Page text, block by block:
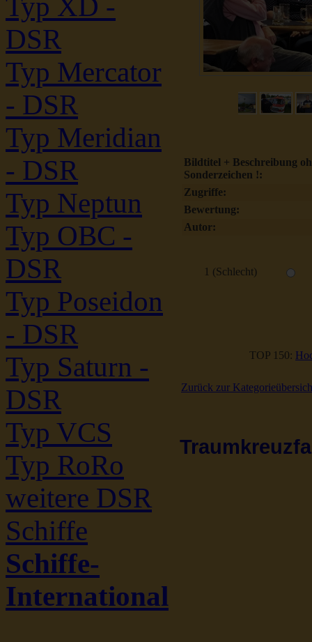
Typ XD -
DSR
Typ Mercator
- DSR
Typ Meridian
- DSR
Typ Neptun
Typ OBC -
DSR
Typ Poseidon
- DSR
Typ Saturn -
DSR
Typ VCS
Typ RoRo
weitere DSR
Schiffe
Schiffe-
International
Bildtitel + Beschreibung
Sonderzeichen !:
Zugriffe:
Bewertung:
Autor:
1 (Schlecht)
TOP 150:
Zurück zur